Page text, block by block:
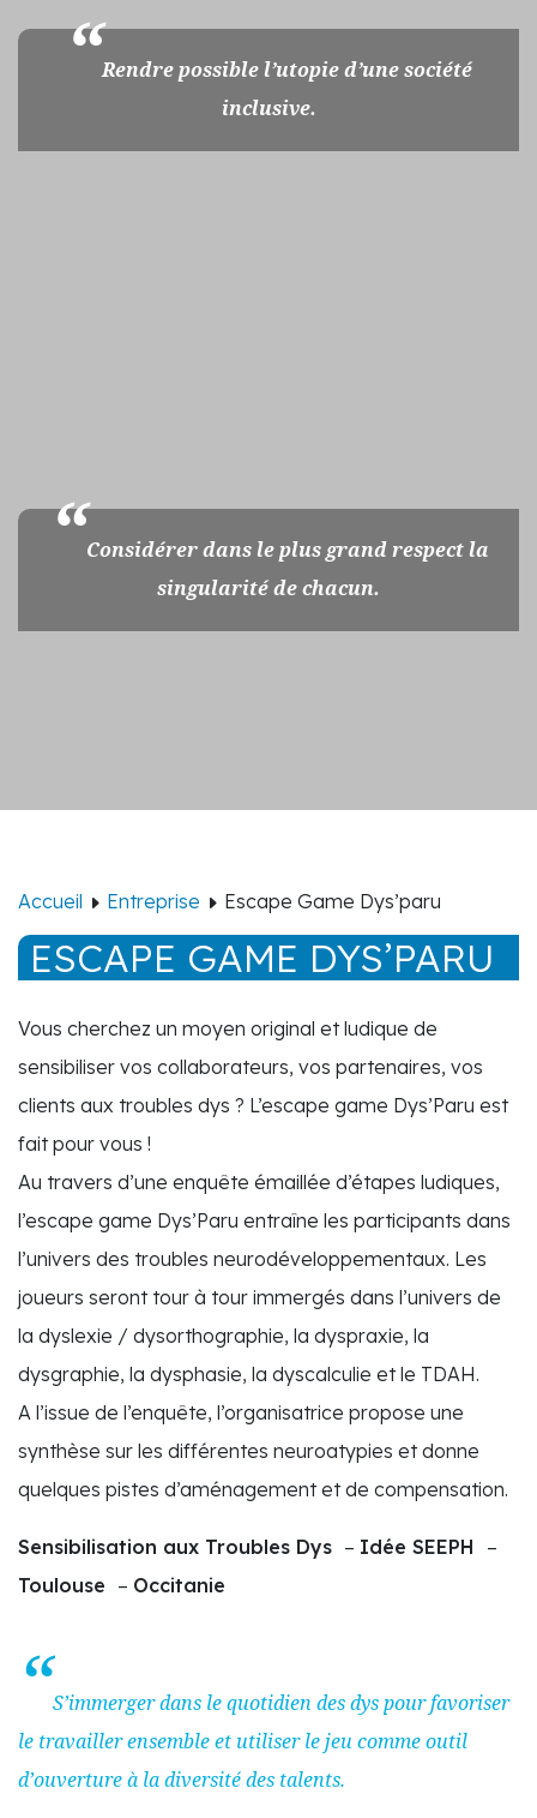
Rendre possible l’utopie d’une société
inclusive.
Considérer dans le plus grand respect la
singularité de chacun.
Accueil Entreprise Escape Game Dys’paru
ESCAPE GAME DYS’PARU
Vous cherchez un moyen original et ludique de
sensibiliser vos collaborateurs, vos partenaires, vos
clients aux troubles dys ? L’escape game Dys’Paru est
fait pour vous !
Au travers d’une enquête émaillée d’étapes ludiques,
l’escape game Dys’Paru entraîne les participants dans
l’univers des troubles neurodéveloppementaux. Les
joueurs seront tour à tour immergés dans l’univers de
la dyslexie / dysorthographie, la dyspraxie, la
dysgraphie, la dysphasie, la dyscalculie et le TDAH.
A l’issue de l’enquête, l’organisatrice propose une
synthèse sur les différentes neuroatypies et donne
quelques pistes d’aménagement et de compensation.
Sensibilisation aux Troubles Dys – Idée SEEPH –
Toulouse – Occitanie
S’immerger dans le quotidien des dys pour favoriser
le travailler ensemble et utiliser le jeu comme outil
d’ouverture à la diversité des talents.